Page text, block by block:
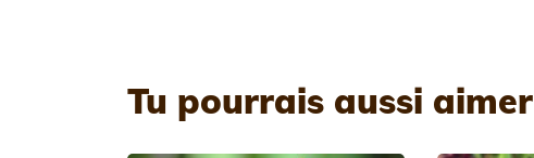
Tu pourrais aussi aimer